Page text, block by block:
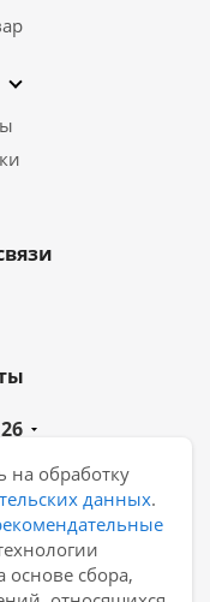
2, склад "С15"
на обработку
данных.
сбора,